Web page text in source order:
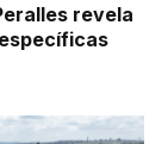
revela